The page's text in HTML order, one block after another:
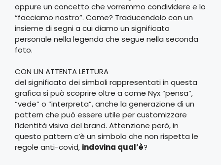
oppure un concetto che vorremmo condividere e lo
“facciamo nostro”. Come? Traducendolo con un
insieme di segni a cui diamo un significato
personale nella legenda che segue nella seconda
foto.
CON UN ATTENTA LETTURA
del significato dei simboli rappresentati in questa
grafica si può scoprire oltre a come Nyx “pensa”,
“vede” o “interpreta”, anche la generazione di un
pattern che può essere utile per customizzare
l’identità visiva del brand. Attenzione però, in
questo pattern c’è un simbolo che non rispetta le
regole anti-covid, indovina qual’è?